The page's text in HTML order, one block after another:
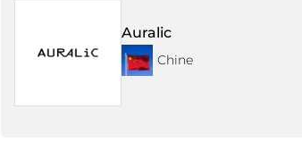
Auralic
Chine